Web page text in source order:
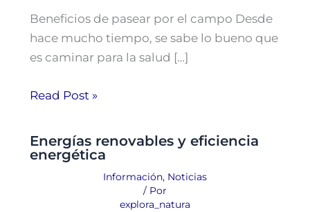
Beneficios de pasear por el campo Desde
hace mucho tiempo, se sabe lo bueno que
es caminar para la salud […]
Read Post »
Energías renovables y eficiencia
energética
Información, Noticias
/ Por
explora_natura